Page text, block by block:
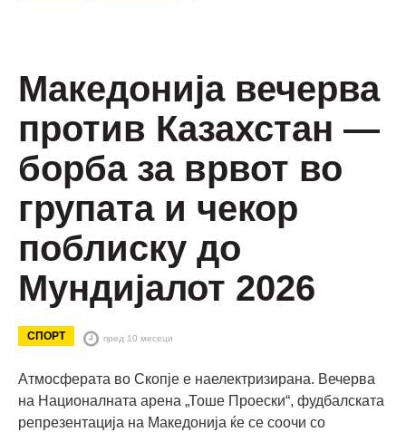
Македонија вечерва
против Казахстан —
борба за врвот во
групата и чекор
поблиску до
Мундијалот 2026
СПОРТ пред 10 месеци
Атмосферата во Скопје е наелектризирана. Вечерва
на Националната арена „Тоше Проески“, фудбалската
репрезентација на Македонија ќе се соочи со